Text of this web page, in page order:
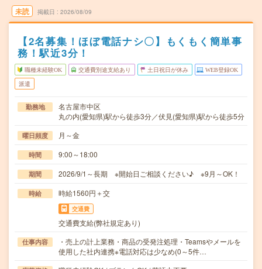
未読 掲載日 2026/08/09
【2名募集！ほぼ電話ナシ〇】もくもく簡単事
務！駅近3分！
職種未経験OK 交通費別途支給あり 土日祝日が休み WEB登録OK
派遣
勤務地
名古屋市中区
丸の内(愛知県)駅から徒歩3分／伏見(愛知県)駅から徒歩5分
曜日頻度 月～金
時間 9:00～18:00
期間 2026/9/1～長期 ※開始日ご相談ください♪ ※9月～OK！
時給 時給1560円＋交
交通費
交通費支給(弊社規定あり)
仕事内容
・売上の計上業務・商品の受発注処理・Teamsやメールを
使用した社内連携※電話対応は少なめ(0～5件…